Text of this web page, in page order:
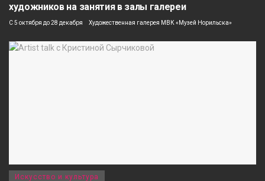
художников на занятия в залы галереи
С 5 октября до 28 декабря Художественная галерея МВК «Музей Норильска»
Искусство и культура